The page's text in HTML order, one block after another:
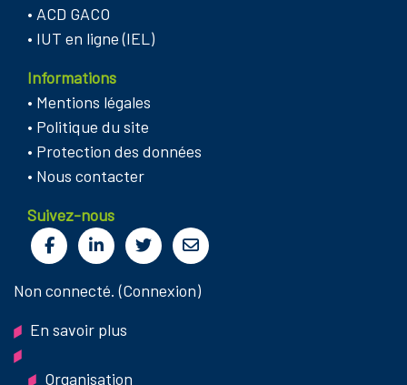
• ACD GACO
• IUT en ligne (IEL)
Informations
• Mentions légales
• Politique du site
• Protection des données
• Nous contacter
Suivez-nous
Non connecté. (Connexion)
En savoir plus
Organisation